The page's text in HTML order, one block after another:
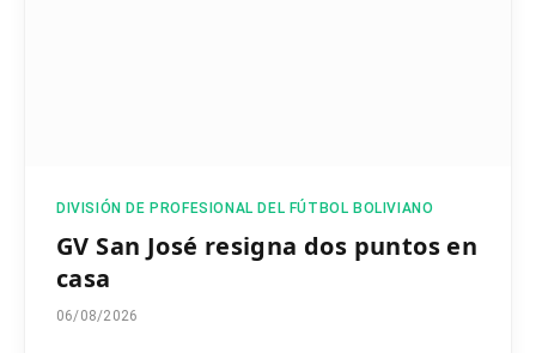
DIVISIÓN DE PROFESIONAL DEL FÚTBOL BOLIVIANO
GV San José resigna dos puntos en
casa
06/08/2026